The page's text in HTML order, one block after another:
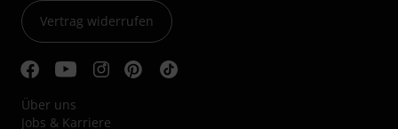
Vertrag widerrufen
Über uns
Jobs & Karriere